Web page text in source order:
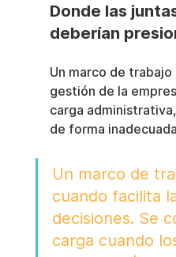
Donde las
deberían
Un marco de
gestión de la
carga
de forma
Un marco de
cuando facilita
decisiones. Se
carga cuando